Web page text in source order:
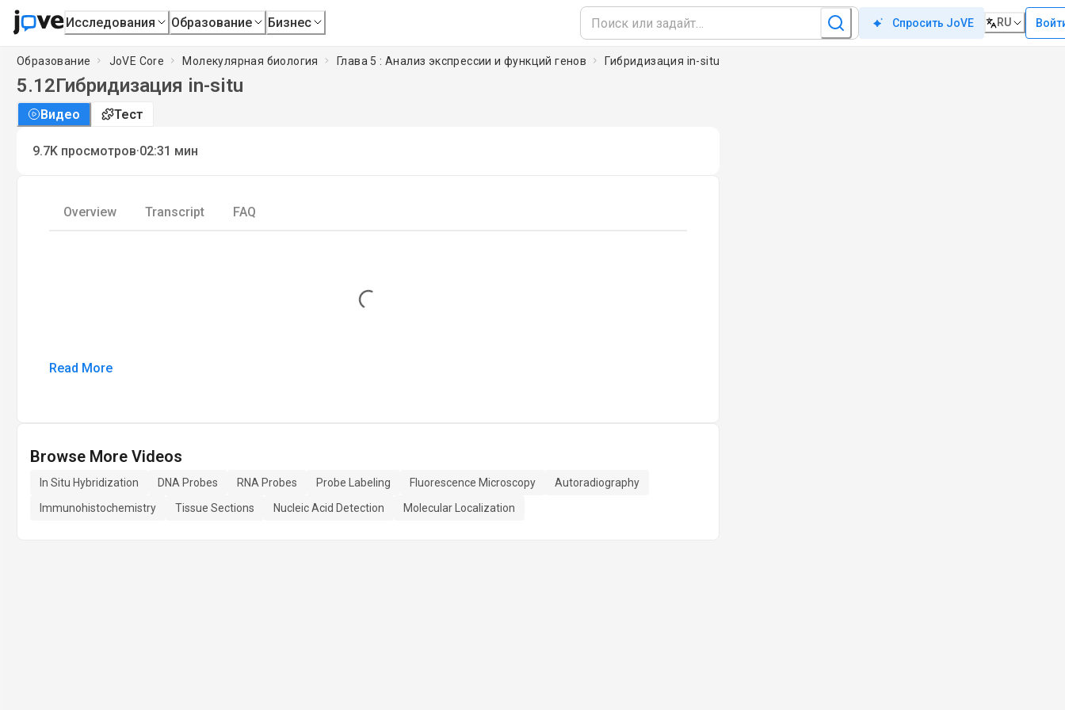
Исследования Образование Бизнес Спросить JoVE RU
Образование JoVE Core Молекулярная биология Глава 5 : Анализ экспрессии и функций генов Гибридизация in-situ
5.12Гибридизация in-situ
Видео Тест
9.7K просмотров·02:31 мин
Overview Transcript FAQ
Loading...
Read More
Browse More Videos
In Situ Hybridization DNA Probes RNA Probes Probe Labeling Fluorescence Microscopy
Autoradiography
Immunohistochemistry
Tissue Sections Nucleic Acid Detection Molecular Localization